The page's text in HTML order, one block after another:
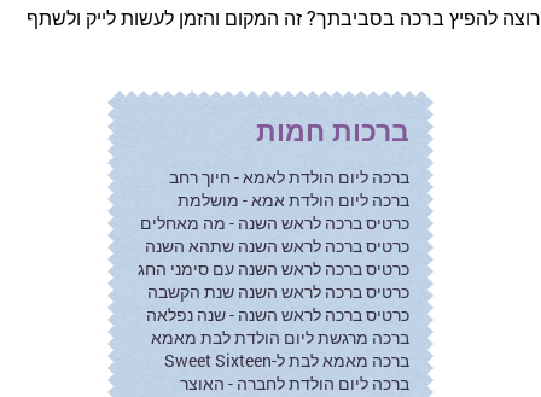
רוצה להפיץ ברכה בסביבתך? זה המקום והזמן לעשות לייק ולשתף
ברכות חמות
ברכה ליום הולדת לאמא - חיוך רחב
ברכה ליום הולדת אמא - מושלמת
כרטיס ברכה לראש השנה - מה מאחלים
כרטיס ברכה לראש השנה שתהא השנה
כרטיס ברכה לראש השנה עם סימני החג
כרטיס ברכה לראש השנה שנת הקשבה
כרטיס ברכה לראש השנה - שנה נפלאה
ברכה מרגשת ליום הולדת לבת מאמא
ברכה מאמא לבת ל-Sweet Sixteen
ברכה ליום הולדת לחברה - האוצר